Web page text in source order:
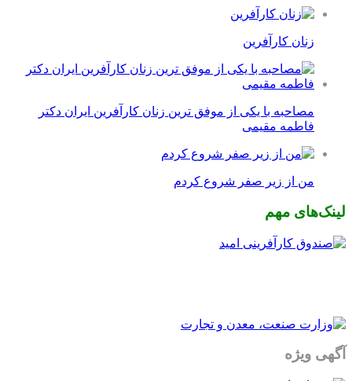
زنان کارآفرین
مصاحبه با یکی از موفق ترین زنان کارآفرین ایران دکتر
فاطمه مقیمی
من از زیر صفر شروع کردم
لینک‌های مهم
آگهی ویژه